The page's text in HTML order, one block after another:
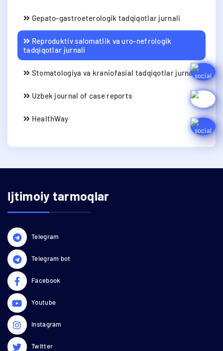
Gepato-gastroeterologik tadqiqotlar jurnali
Reproduktiv salomatlik va uro-nefrologik
tadqiqotlar jurnali
Stomatologiya va kraniofasial tadqiqotlar jurnali
Uzbek journal of case reports
HealthWay
Ijtimoiy tarmoqlar
Telegram
Telegram bot
Facebook
Youtube
Instagram
Twitter